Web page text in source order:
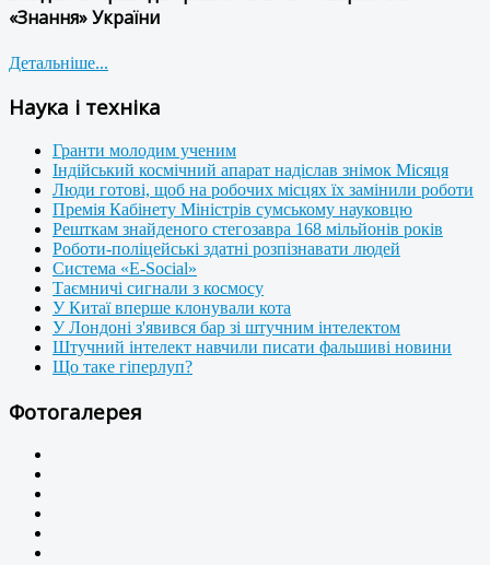
«Знання» України
Детальніше...
Наука і техніка
Гранти молодим ученим
Індійський космічний апарат надіслав знімок Місяця
Люди готові, щоб на робочих місцях їх замінили роботи
Премія Кабінету Міністрів сумському науковцю
Решткам знайденого стегозавра 168 мільйонів років
Роботи-поліцейські здатні розпізнавати людей
Система «E-Social»
Таємничі сигнали з космосу
У Китаї вперше клонували кота
У Лондоні з'явився бар зі штучним інтелектом
Штучний інтелект навчили писати фальшиві новини
Що таке гіперлуп?
Фотогалерея